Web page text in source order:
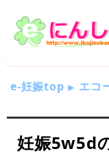
e-妊娠top エコ
妊娠5w5d